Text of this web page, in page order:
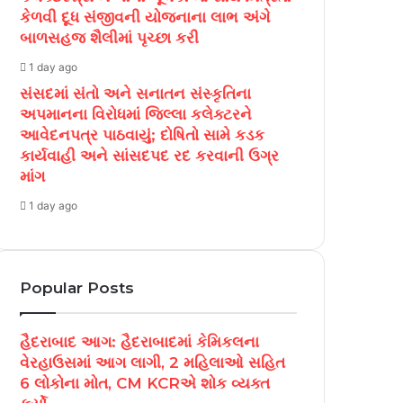
કેળવી દૂધ સંજીવની યોજનાના લાભ અંગે
બાળસહજ શૈલીમાં પૃચ્છા કરી
1 day ago
સંસદમાં સંતો અને સનાતન સંસ્કૃતિના
અપમાનના વિરોધમાં જિલ્લા કલેક્ટરને
આવેદનપત્ર પાઠવાયું; દોષિતો સામે કડક
કાર્યવાહી અને સાંસદપદ રદ કરવાની ઉગ્ર
માંગ
1 day ago
Popular Posts
હૈદરાબાદ આગ: હૈદરાબાદમાં કેમિકલના
વેરહાઉસમાં આગ લાગી, 2 મહિલાઓ સહિત
6 લોકોના મોત, CM KCRએ શોક વ્યક્ત